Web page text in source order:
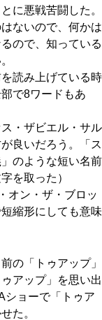
に悪戦苦闘した。
ないので、何かは
ので、知っている
読み上げている時
で8ワードもあ
・ザビエル・サル
良いだろう。「ス
のような短い名前
を取った）
オン・ザ・ブロッ
縮形にしても意味
の「トゥアップ」
アップ」を思い出
ショーで「トゥア
た。